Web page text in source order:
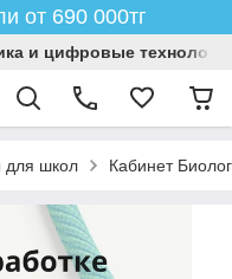
от 690 000тг
и цифровые
для школ Кабинет